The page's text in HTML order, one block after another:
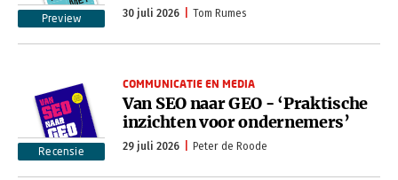
Preview 30 juli 2026 Tom Rumes
Recensie
COMMUNICATIE EN MEDIA
Van SEO naar GEO - ‘Praktische
inzichten voor ondernemers’
29 juli 2026 Peter de Roode